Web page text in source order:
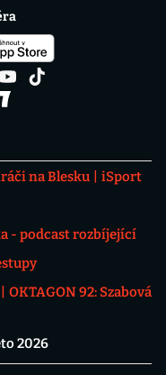
na Blesku
iSport
- podcast rozbíjející
OKTAGON 92: Szabová
2026